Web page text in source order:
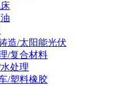
造/太阳能光伏
/复合材料
处理
/塑料橡胶